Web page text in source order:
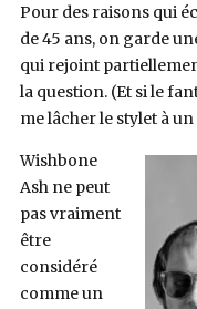
Pour des raisons qui
de 45 ans, on garde
qui rejoint
la question. (Et si le
me lâcher le stylet à
Wishbone
Ash ne peut
pas vraiment
être
considéré
comme un